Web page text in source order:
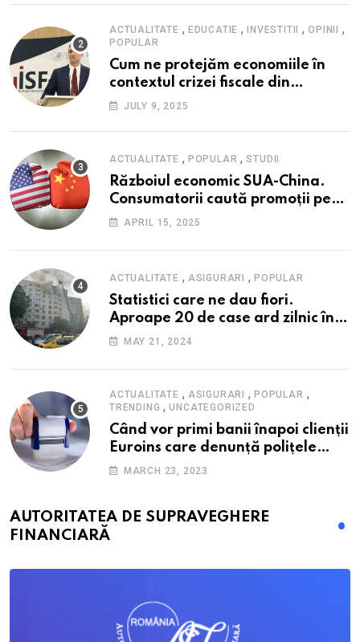
cadrul ofertei Hidroelectrica,
reziliența la crize
ACTUALITATE , EDUCATIE , INVESTITII ,OPINII ,
POPULAR
Cum ne protejăm economiile în
contextul crizei fiscale din
România- Valentin Ionescu,
Financiare (ISF)
JULY 9, 2025
ACTUALITATE , POPULAR ,STUDII
Războiul economic SUA-China.
Consumatorii caută promoții pe
fondul scumpirilor, mai ales la
APRIL 15, 2025
ACTUALITATE , ASIGURARI ,POPULAR
Statistici care ne dau fiori.
Aproape 20 de case ard zilnic în
România, iar pagubele au
nici 40 de lei pe lună
MAY 21, 2024
ACTUALITATE , ASIGURARI ,POPULAR ,
TRENDING ,UNCATEGORIZED
Când vor primi banii înapoi clienții
Euroins care denunță polițele
RCA? Toți pașii și toate termenele
MARCH 23, 2023
AUTORITATEA DE SUPRAVEGHERE
FINANCIARĂ